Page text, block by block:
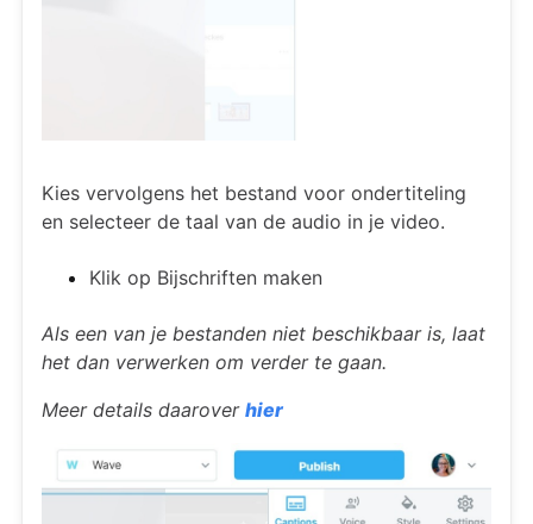
Kies vervolgens het bestand voor ondertiteling
en selecteer de taal van de audio in je video.
Klik op Bijschriften maken
Als een van je bestanden niet beschikbaar is, laat
het dan verwerken om verder te gaan.
Meer details daarover hier